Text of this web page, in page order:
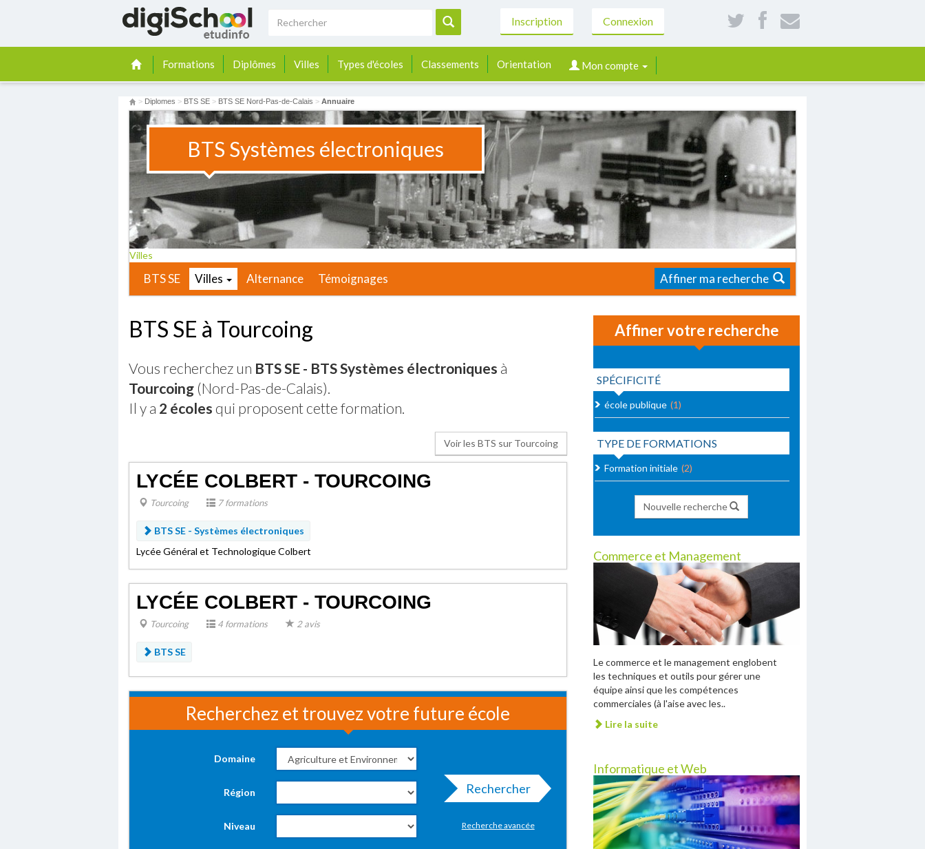
Inscription Connexion
Formations Diplômes Villes Types d'écoles Classements Orientation Mon compte
> Diplomes > BTS SE > BTS SE Nord-Pas-de-Calais > Annuaire
BTS Systèmes électroniques
Villes
BTS SE Villes Alternance Témoignages Affiner ma recherche
BTS SE à Tourcoing
Vous recherchez un BTS SE - BTS Systèmes électroniques à
Tourcoing (Nord-Pas-de-Calais).
Il y a 2 écoles qui proposent cette formation.
Voir les BTS sur Tourcoing
LYCÉE COLBERT - TOURCOING
Tourcoing 7 formations
BTS SE - Systèmes électroniques
Lycée Général et Technologique Colbert
LYCÉE COLBERT - TOURCOING
Tourcoing 4 formations 2 avis
BTS SE
Recherchez et trouvez votre future école
Domaine
Région
Niveau
Rechercher
Recherche avancée
Affiner votre recherche
SPÉCIFICITÉ
école publique (1)
TYPE DE FORMATIONS
Formation initiale (2)
Nouvelle recherche
Commerce et Management
Le commerce et le management englobent
les techniques et outils pour gérer une
équipe ainsi que les compétences
commerciales (à l'aise avec les..
Lire la suite
Informatique et Web